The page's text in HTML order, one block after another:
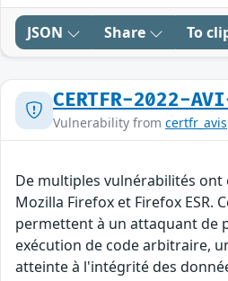
JSON Share To
CERTFR-2022-
Vulnerability from certfr_avis
De multiples vulnérabilités ont
Mozilla Firefox et Firefox ESR.
permettent à un attaquant de
exécution de code arbitraire,
atteinte à l'intégrité des